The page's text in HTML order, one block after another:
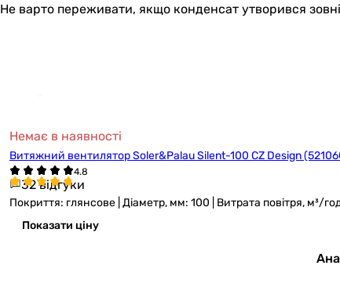
Не варто переживати, якщо конденсат утворився зовні
Немає в наявності
Витяжний вентилятор Soler&Palau Silent-100 CZ Design
32 відгуки
Покриття: глянсове | Діаметр, мм: 100 | Витрата повітря, м³/
Показати ціну